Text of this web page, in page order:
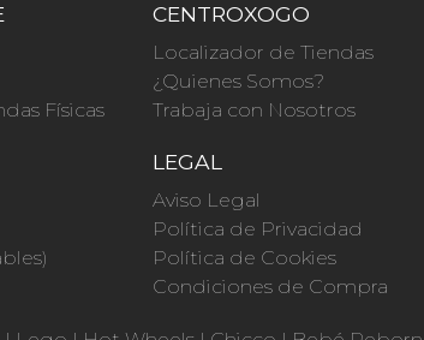
Físicas
CENTROXOGO
Localizador de Tiendas
¿Quienes Somos?
Trabaja con Nosotros
LEGAL
Aviso Legal
Política de Privacidad
Política de Cookies
Condiciones de Compra